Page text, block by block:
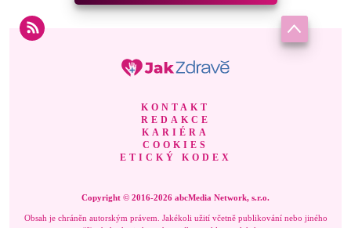
KONTAKT
REDAKCE
KARIÉRA
COOKIES
ETICKÝ KODEX
Copyright © 2016-2026 abcMedia Network, s.r.o.
Obsah je chráněn autorským právem. Jakékoli užití včetně publikování nebo jiného